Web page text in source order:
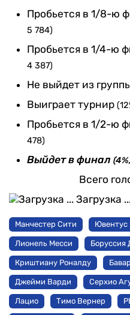
Пробьется в 1/8-ю
5 784)
Пробьется в 1/4-ю
4 387)
Не выйдет из
Выиграет турнир
Пробьется в 1/2-ю
478)
Выйдет в финал
Всего
Загрузка
Манчестер Сити Ювентус
Лионель Месси Боруссия
Криштиану Роналду
Джейми Варди Серхио
Лацио Тимо Вернер